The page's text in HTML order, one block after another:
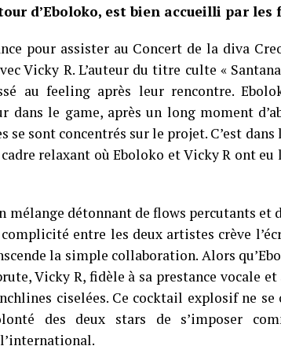
d’Eboloko, est bien accueilli par les
pour assister au Concert de la diva
Vicky R. L’auteur du titre culte «
au feeling après leur rencontre.
dans le game, après un long moment
sont concentrés sur le projet. C’est dans
relaxant où Eboloko et Vicky R ont
mélange détonnant de flows percutants et
entre les deux artistes crève
la simple collaboration. Alors
Vicky R, fidèle à sa prestance vocale et
ciselées. Ce cocktail explosif ne se
des deux stars de s’imposer
l’international.